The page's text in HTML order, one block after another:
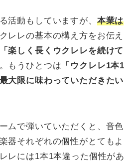
活動もしていますが、 本業は
レレの基本の構え方をお伝え
「楽しく長くウクレレを続けて
。もうひとつは 「ウクレレ1本1
大限に味わっていただきたい
ムで弾いていただくと、音色
器それぞれの個性がとてもよ
レには1本1本違った個性があ